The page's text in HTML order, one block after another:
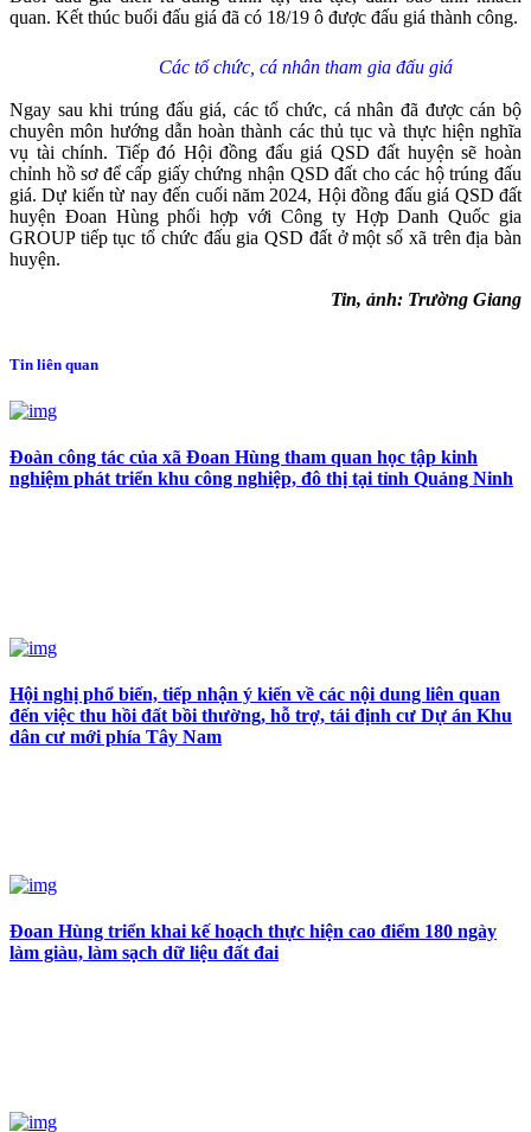
quan. Kết thúc buổi đấu giá đã có 18/19 ô được đấu giá thành công.
Các tổ chức, cá nhân tham gia đấu giá
Ngay sau khi trúng đấu giá, các tổ chức, cá nhân đã được cán bộ
chuyên môn hướng dẫn hoàn thành các thủ tục và thực hiện nghĩa
vụ tài chính. Tiếp đó Hội đồng đấu giá QSD đất huyện sẽ hoàn
chỉnh hồ sơ để cấp giấy chứng nhận QSD đất cho các hộ trúng đấu
giá. Dự kiến từ nay đến cuối năm 2024, Hội đồng đấu giá QSD đất
huyện Đoan Hùng phối hợp với Công ty Hợp Danh Quốc gia
GROUP tiếp tục tổ chức đấu gia QSD đất ở một số xã trên địa bàn
huyện.
Tin, ảnh: Trường Giang
Tin liên quan
Đoàn công tác của xã Đoan Hùng tham quan học tập kinh
nghiệm phát triển khu công nghiệp, đô thị tại tỉnh Quảng Ninh
Hội nghị phổ biến, tiếp nhận ý kiến về các nội dung liên quan
đến việc thu hồi đất bồi thường, hỗ trợ, tái định cư Dự án Khu
dân cư mới phía Tây Nam
Đoan Hùng triển khai kế hoạch thực hiện cao điểm 180 ngày
làm giàu, làm sạch dữ liệu đất đai